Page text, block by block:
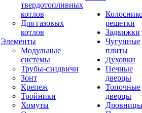
твердотопливных
котлов
Для газовых
котлов
Элементы
Модульные
системы
Трубы-сэндвичи
Зонт
Крепеж
Тройники
Хомуты
решетки
Задвижки
Чугунные
плиты
Духовки
Печные
дверцы
Топочные
дверцы
Дровницы